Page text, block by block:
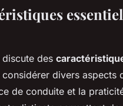
discute des
divers aspects
de conduite et la